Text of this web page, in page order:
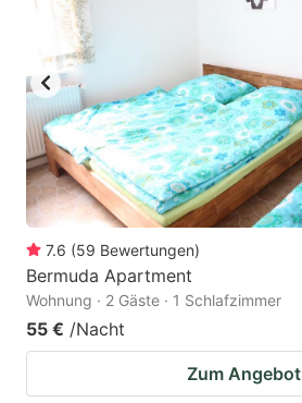
7.6 (59 Bewertungen)
Bermuda Apartment
Wohnung · 2 Gäste · 1 Schlafzimmer
55 € /Nacht
Zum Angebot